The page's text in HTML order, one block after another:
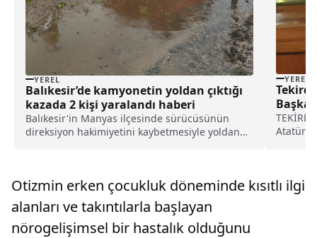
YEREL
Balıkesir’de kamyonetin yoldan çıktığı
kazada 2 kişi yaralandı haberi
Balıkesir'in Manyas ilçesinde sürücüsünün
direksiyon hakimiyetini kaybetmesiyle yoldan
nedeniyle ...
YEREL
Türel,
Otizmin erken çocukluk döneminde kısıtlı ilgi
alanları ve takıntılarla başlayan
nörogelişimsel bir hastalık olduğunu